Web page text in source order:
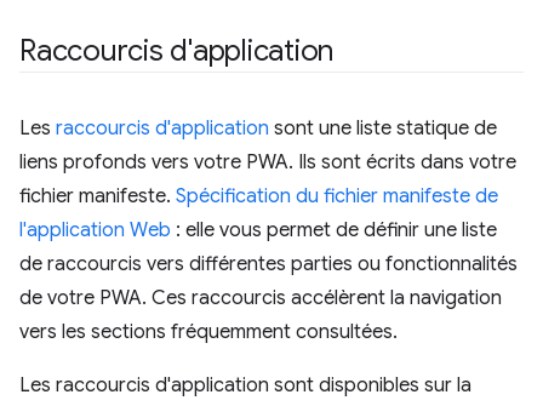
Raccourcis d'application
Les raccourcis d'application sont une liste statique de
liens profonds vers votre PWA. Ils sont écrits dans votre
fichier manifeste. Spécification du fichier manifeste de
l'application Web : elle vous permet de définir une liste
de raccourcis vers différentes parties ou fonctionnalités
de votre PWA. Ces raccourcis accélèrent la navigation
vers les sections fréquemment consultées.
Les raccourcis d'application sont disponibles sur la